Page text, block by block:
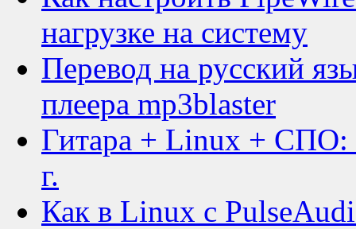
нагрузке на систему
Перевод на русский
плеера mp3blaster
Гитара + Linux + СПО:
г.
Как в Linux c